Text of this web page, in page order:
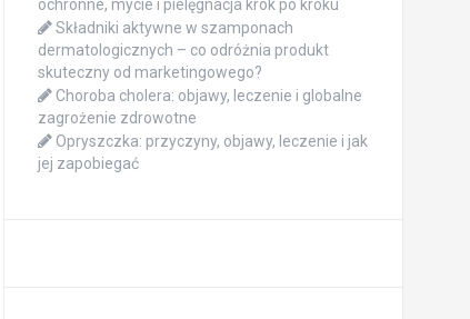
ochronne, mycie i pielęgnacja krok po kroku
Składniki aktywne w szamponach
dermatologicznych – co odróżnia produkt
skuteczny od marketingowego?
Choroba cholera: objawy, leczenie i globalne
zagrożenie zdrowotne
Opryszczka: przyczyny, objawy, leczenie i jak
jej zapobiegać